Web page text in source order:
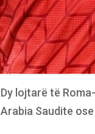
Dy lojtarë të
Arabia Saudite